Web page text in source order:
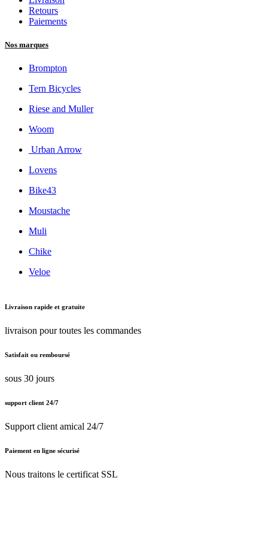
Retours
Paiements
Nos marques
Brompton
Tern Bicycles
Riese and Muller
Woom
Urban Arrow
Lovens
Bike43
Moustache
Muli
Chike
Veloe
Livraison rapide et gratuite
livraison pour toutes les commandes
Satisfait ou remboursé
sous 30 jours
support client 24/7
Support client amical 24/7
Paiement en ligne sécurisé
Nous traitons le certificat SSL